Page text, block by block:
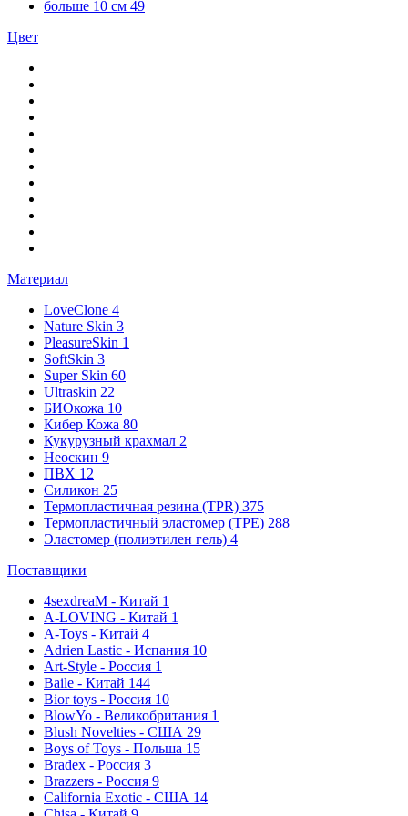
больше 10 см 49
Цвет
Материал
LoveClone 4
Nature Skin 3
PleasureSkin 1
SoftSkin 3
Super Skin 60
Ultraskin 22
БИОкожа 10
Кибер Кожа 80
Кукурузный крахмал 2
Неоскин 9
ПВХ 12
Силикон 25
Термопластичная резина (TPR) 375
Термопластичный эластомер (TPE) 288
Эластомер (полиэтилен гель) 4
Поставщики
4sexdreaM - Китай 1
A-LOVING - Китай 1
A-Toys - Китай 4
Adrien Lastic - Испания 10
Art-Style - Россия 1
Baile - Китай 144
Bior toys - Россия 10
BlowYo - Великобритания 1
Blush Novelties - США 29
Boys of Toys - Польша 15
Bradex - Россия 3
Brazzers - Россия 9
California Exotic - США 14